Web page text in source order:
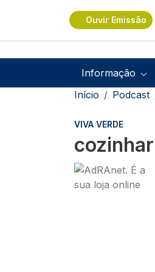
Ouvir Emissão
Informação
Início Podcast
VIVA VERDE
cozinhar
Imagem